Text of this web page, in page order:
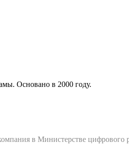
Основано в 2000 году.
в Министерстве